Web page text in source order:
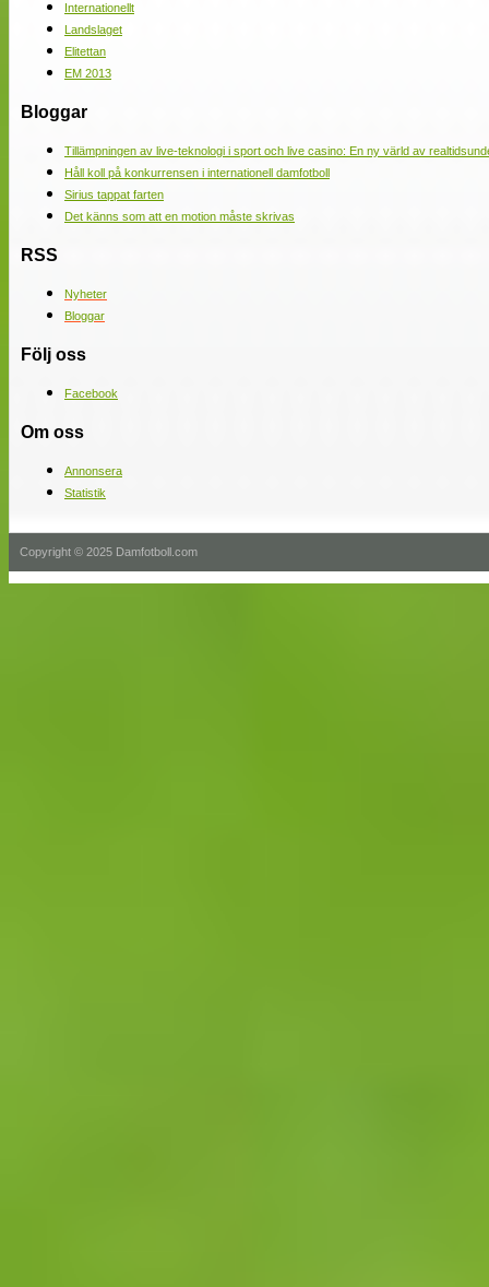
Internationellt
Landslaget
Elitettan
EM 2013
Bloggar
Tillämpningen av live-teknologi i sport och live casino: En ny värld av
Håll koll på konkurrensen i internationell damfotboll
Sirius tappat farten
Det känns som att en motion måste skrivas
RSS
Nyheter
Bloggar
Följ oss
Facebook
Om oss
Annonsera
Statistik
Copyright © 2025 Damfotboll.com